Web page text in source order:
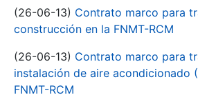
(26-06-13) Contrato marco para
construcción en la FNMT-RCM
(26-06-13) Contrato marco para
instalación de aire acondicionado
FNMT-RCM